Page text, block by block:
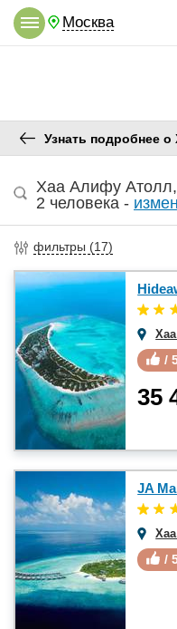
Москва
Узнать подробнее
Хаа Алифу Атолл,
2 человека -
фильтры (17)
/
35
JA
/